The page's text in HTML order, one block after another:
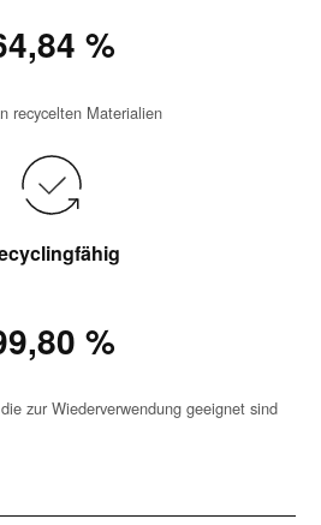
%
recycelten Materialien
%
zur Wiederverwendung geeignet sind